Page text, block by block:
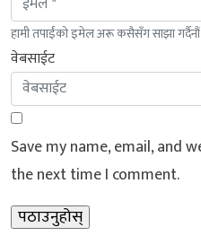
हामी तपाईंको इमेल अरू कसैसँग साझा
वेबसाईट
Save my name, email, and
the next time I comment.